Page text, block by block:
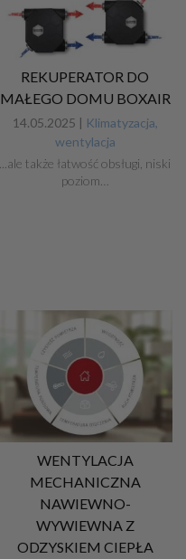
REKUPERATOR DO
MAŁEGO DOMU BOXAIR
14.05.2025 | Klimatyzacja,
wentylacja
...ale także łatwość obsługi, niski
poziom…
WENTYLACJA
MECHANICZNA
NAWIEWNO-
WYWIEWNA Z
ODZYSKIEM CIEPŁA